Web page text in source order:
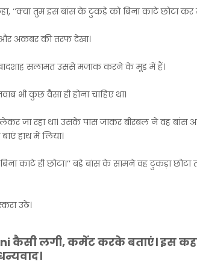
‘‘क्या तुम इस बांस के टुकड़े को बिना काटे छोटा कर
अकबर की तरफ देखा।
सलामत उससे मजाक करने के मूड में हैं।
भी कुछ वैसा ही होना चाहिए था।
जा रहा था। उसके पास जाकर बीरबल ने वह बांस
हाथ में लिया।
काटे ही छोटा।’’ बड़े बांस के सामने वह टुकड़ा छोटा
उठे।
कैसी लगी, कमेंट करके बताएं। इस